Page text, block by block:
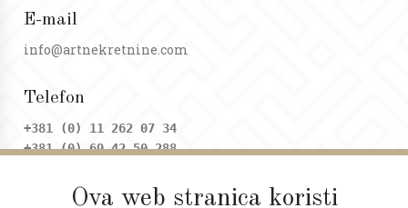
Ova web stranica koristi
E-mail
info@artnekretnine.com
Telefon
+381 (0) 11 262 07 34
+381 (0) 69 42 50 288
Adresa